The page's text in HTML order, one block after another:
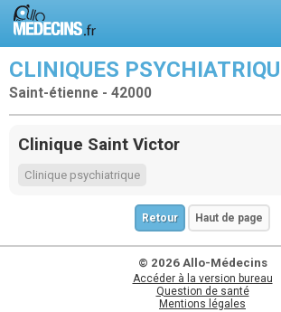
CLINIQUES
Saint-étienne - 42000
Clinique Saint Victor
Clinique psychiatrique
Retour Haut de page
© 2026 Allo-Médecins
Accéder à la version bureau
Question de santé
Mentions légales